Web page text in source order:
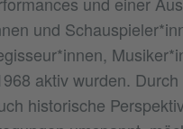
und
aktiv wurden.
historische